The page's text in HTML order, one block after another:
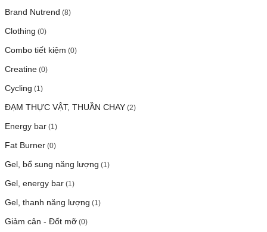
Brand Nutrend (8)
Clothing (0)
Combo tiết kiệm (0)
Creatine (0)
Cycling (1)
ĐẠM THỰC VẬT, THUẦN CHAY (2)
Energy bar (1)
Fat Burner (0)
Gel, bổ sung năng lượng (1)
Gel, energy bar (1)
Gel, thanh năng lượng (1)
Giảm cân - Đốt mỡ (0)